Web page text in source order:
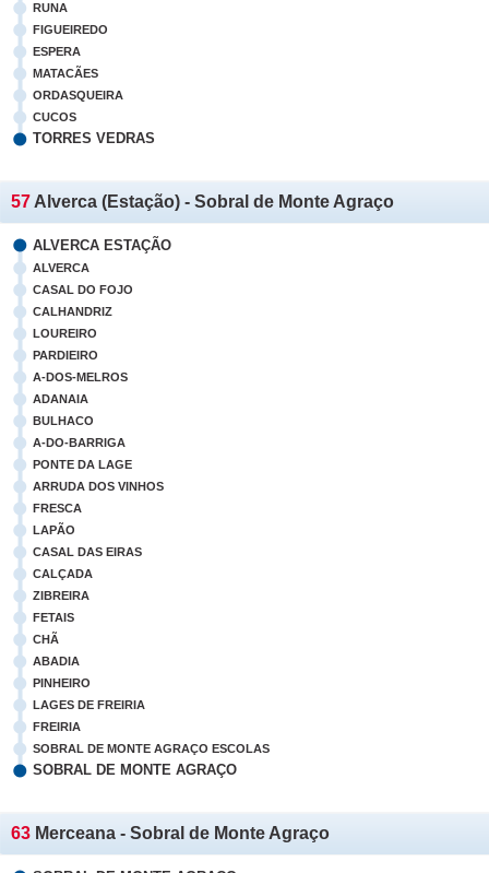
RUNA
FIGUEIREDO
ESPERA
MATACÃES
ORDASQUEIRA
CUCOS
TORRES VEDRAS
57 Alverca (Estação) - Sobral de Monte Agraço
ALVERCA ESTAÇÃO
ALVERCA
CASAL DO FOJO
CALHANDRIZ
LOUREIRO
PARDIEIRO
A-DOS-MELROS
ADANAIA
BULHACO
A-DO-BARRIGA
PONTE DA LAGE
ARRUDA DOS VINHOS
FRESCA
LAPÃO
CASAL DAS EIRAS
CALÇADA
ZIBREIRA
FETAIS
CHÃ
ABADIA
PINHEIRO
LAGES DE FREIRIA
FREIRIA
SOBRAL DE MONTE AGRAÇO ESCOLAS
SOBRAL DE MONTE AGRAÇO
63 Merceana - Sobral de Monte Agraço